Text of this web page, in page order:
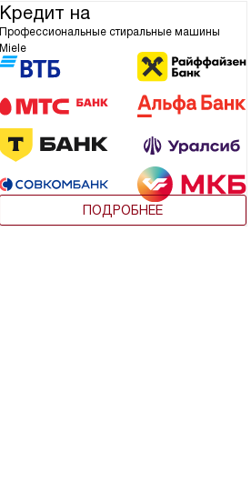
Кредит на
Профессиональные стиральные машины
Miele
ПОДРОБНЕЕ